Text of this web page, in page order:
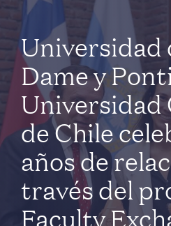
Universidad
Dame y
Universidad
de Chile
años de
través del
Faculty